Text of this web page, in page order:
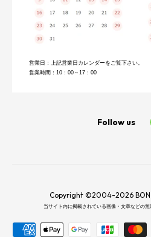
営業日：上記営業日カレンダーをご覧下さい。
営業時間：10：00～17：00
Follow us
Copyright ©2004-2026 BON
当サイト内に掲載されている画像・文章などの無